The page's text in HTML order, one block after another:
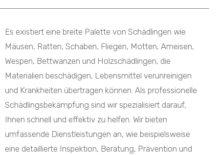
Es existiert eine breite Palette von Schädlingen wie
Mäusen, Ratten, Schaben, Fliegen, Motten, Ameisen,
Wespen, Bettwanzen und Holzschädlingen, die
Materialien beschädigen, Lebensmittel verunreinigen
und Krankheiten übertragen können. Als professionelle
Schädlingsbekämpfung sind wir spezialisiert darauf,
Ihnen schnell und effektiv zu helfen. Wir bieten
umfassende Dienstleistungen an, wie beispielsweise
eine detaillierte Inspektion, Beratung, Prävention und